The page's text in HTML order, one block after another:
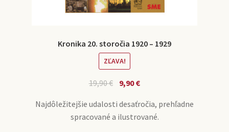
Kronika 20. storočia 1920 – 1929
ZĽAVA!
19,90€ 9,90€
Najdôležitejšie udalosti desaťročia, prehľadne
spracované a ilustrované.